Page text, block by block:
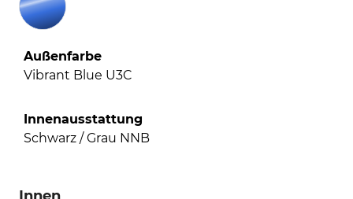
Außenfarbe
Vibrant Blue U3C
Innenausstattung
Schwarz / Grau NNB
Innen